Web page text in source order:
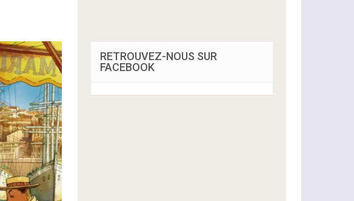
RETROUVEZ-NOUS SUR
FACEBOOK